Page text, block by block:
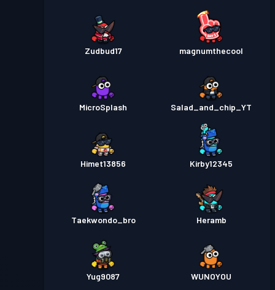
Zudbud17 magnumthecool
MicroSplash Salad_and_chip_YT
Himet13856 Kirby12345
Taekwondo_bro Heramb
Yug9087 WUNOYOU